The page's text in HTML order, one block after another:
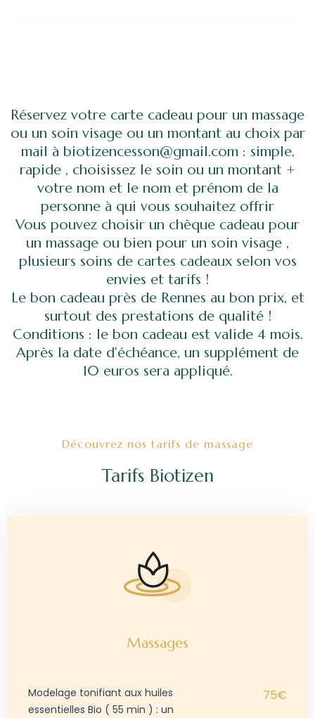
Réservez votre carte cadeau pour un massage
ou un soin visage ou un montant au choix par
mail à biotizencesson@gmail.com : simple,
rapide , choisissez le soin ou un montant +
votre nom et le nom et prénom de la
personne à qui vous souhaitez offrir
Vous pouvez choisir un chèque cadeau pour
un massage ou bien pour un soin visage ,
plusieurs soins de cartes cadeaux selon vos
envies et tarifs !
Le bon cadeau près de Rennes au bon prix, et
surtout des prestations de qualité !
Conditions : le bon cadeau est valide 4 mois.
Après la date d'échéance, un supplément de
10 euros sera appliqué.
Découvrez nos tarifs de massage
Tarifs Biotizen
Massages
Modelage tonifiant aux huiles
essentielles Bio ( 55 min ) : un
75€